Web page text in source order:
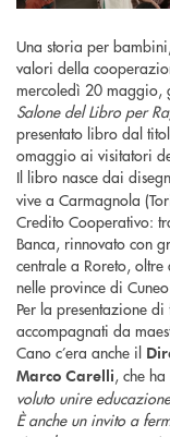
Una storia per
valori della
mercoledì 20 maggio,
Salone del Libro per
presentato libro dal
omaggio ai visitatori
Il libro nasce dai
vive a Carmagnola
Credito Cooperativo:
Banca, rinnovato con
centrale a Roreto,
nelle province di
Per la presentazione
accompagnati da
Cano c’era anche il
Marco Carelli, che
voluto unire
È anche un invito a